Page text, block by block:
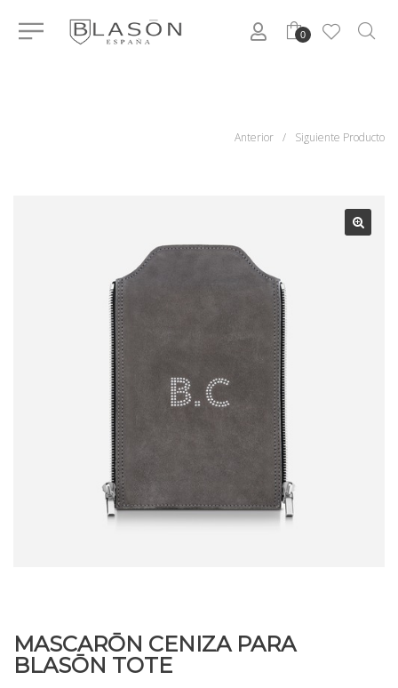
0
Anterior / Siguiente Producto
MASCARŌN CENIZA PARA
BLASŌN TOTE